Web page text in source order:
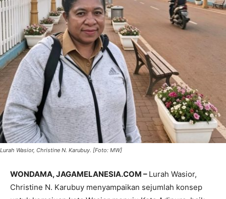
Lurah Wasior, Christine N. Karubuy. [Foto: MW]
WONDAMA, JAGAMELANESIA.COM – Lurah Wasior,
Christine N. Karubuy menyampaikan sejumlah konsep